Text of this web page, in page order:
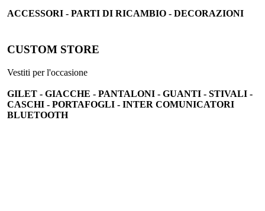
ACCESSORI - PARTI DI RICAMBIO - DECORAZIONI
CUSTOM STORE
Vestiti per l'occasione
GILET - GIACCHE - PANTALONI - GUANTI - STIVALI -
CASCHI - PORTAFOGLI - INTER COMUNICATORI
BLUETOOTH